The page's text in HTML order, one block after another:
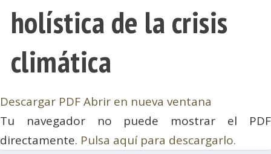
holística de la crisis
climática
Descargar PDFAbrir en nueva ventana
Tu navegador no puede mostrar el PDF
directamente. Pulsa aquí para descargarlo.